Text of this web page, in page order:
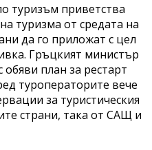
туризъм приветства
туризма от средата на
да го приложат с цел
Гръцкият министър
план за рестарт
туроператорите вече
за туристическия
страни, така от САЩ и